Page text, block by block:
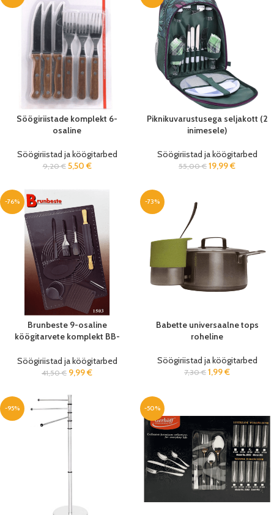
Söögiriistade komplekt 6-
osaline
Söögiriistad ja köögitarbed
9,20€ 5,50 €
Piknikuvarustusega seljakott (2
inimesele)
Söögiriistad ja köögitarbed
55,00€ 19,99€
-76%
Brunbeste 9-osaline
köögitarvete komplekt BB-
Söögiriistad ja köögitarbed
41,50€ 9,99€
-73%
Babette universaalne tops
roheline
Söögiriistad ja köögitarbed
7,30€ 1,99€
-95% -50%